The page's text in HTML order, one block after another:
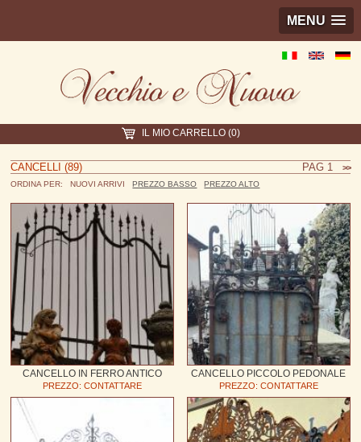
MENU
IL MIO CARRELLO (0)
CANCELLI (89) PAG 1 >>
ORDINA PER:NUOVI ARRIVI PREZZO BASSO PREZZO ALTO
CANCELLO IN FERRO ANTICO
PREZZO: CONTATTARE
CANCELLO PICCOLO PEDONALE
PREZZO: CONTATTARE